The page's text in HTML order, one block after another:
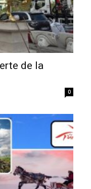
de la
0